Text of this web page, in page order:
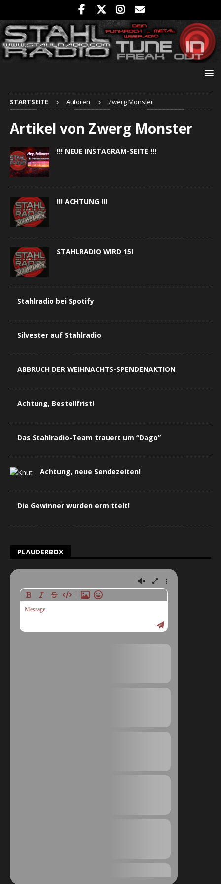
STARTSEITE Autoren Zwerg Monster
Artikel von Zwerg Monster
!!! NEUE INSTAGRAM-SEITE !!!
!!! ACHTUNG !!!
STAHLRADIO WIRD 15!
Stahlradio bei Spotify
Silvester auf Stahlradio
ABBRUCH DER WEIHNACHTS-SPENDENAKTION
Achtung, Bestellfrist!
Das Stahlradio-Team trauert um “Dago”
Achtung, neue Sendezeiten!
Die Gewinner wurden ermittelt!
PLAUDERBOX